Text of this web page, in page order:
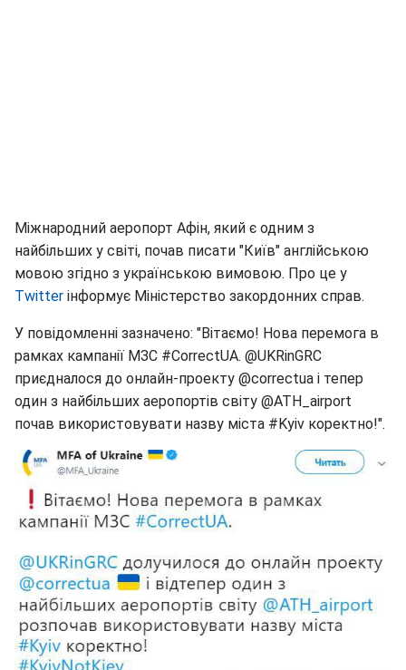
Міжнародний аеропорт Афін, який є одним з
найбільших у світі, почав писати "Київ" англійською
мовою згідно з українською вимовою. Про це у
Twitter інформує Міністерство закордонних справ.
У повідомленні зазначено: "Вітаємо! Нова перемога в
рамках кампанії МЗС #CorrectUA. @UKRinGRC
приєдналося до онлайн-проекту @correctua і тепер
один з найбільших аеропортів світу @ATH_airport
почав використовувати назву міста #Kyiv коректно!".